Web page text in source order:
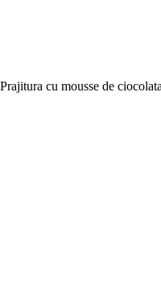
Prajitura cu mousse de